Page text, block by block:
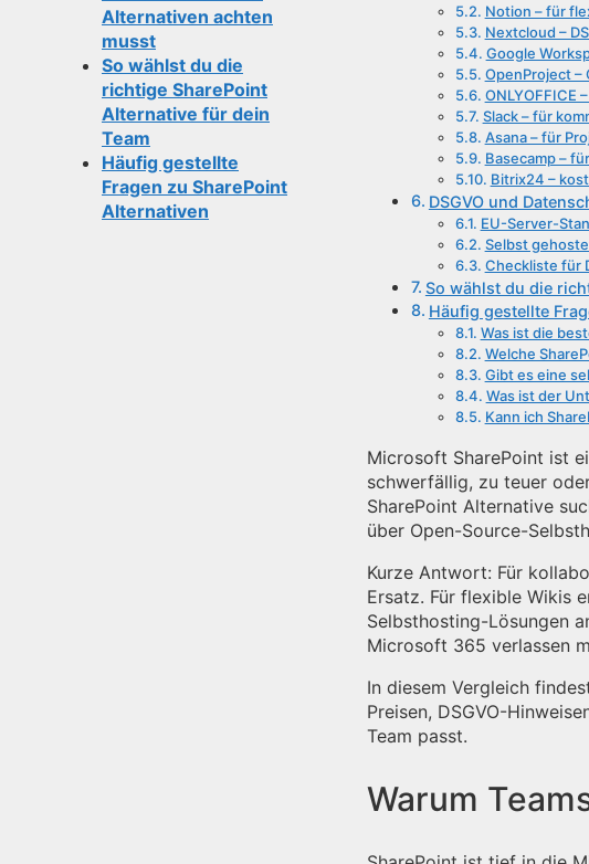
Alternativen achten
musst
So wählst du die
richtige SharePoint
Alternative für dein
Team
Häufig gestellte
Fragen zu SharePoint
Alternativen
Notion – für
Nextcloud –
Google
OpenProject –
ONLYOFFICE
Slack – für
Asana – für
Basecamp –
Bitrix24 –
DSGVO und
EU-Server-
Selbst
Checkliste für
So wählst du die
Häufig gestellte
Was ist die
Welche
Gibt es eine
Was ist der
Kann ich
Microsoft SharePoint ist
schwerfällig, zu teuer
SharePoint Alternative
über Open-Source-
Kurze Antwort: Für
Ersatz. Für flexible Wikis
Selbsthosting-Lösungen
Microsoft 365 verlassen
In diesem Vergleich
Preisen, DSGVO-
Team passt.
Warum